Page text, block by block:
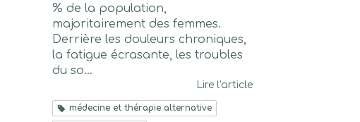
% de la population,
majoritairement des femmes.
Derrière les douleurs chroniques,
la fatigue écrasante, les troubles
du so...
Lire l'article
médecine et thérapie alternative